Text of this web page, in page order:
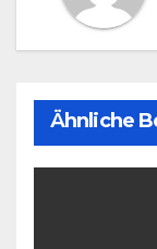
Ähnliche